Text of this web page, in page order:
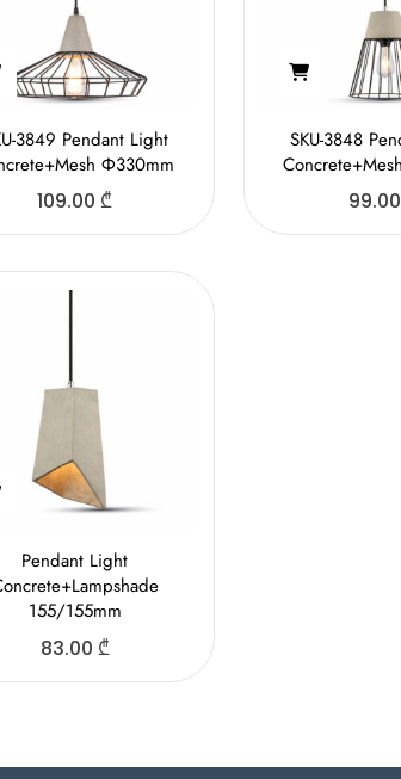
3849 Pendant Light
Ф330mm
109.00₾
SKU-3848
99.00
Pendant Light
155/155mm
83.00 ₾